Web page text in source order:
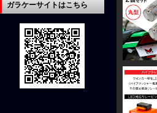
ガラケーサイトはこちら